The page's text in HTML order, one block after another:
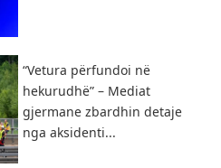
“Vetura përfundoi në
hekurudhë” – Mediat
gjermane zbardhin detaje
nga aksidenti...